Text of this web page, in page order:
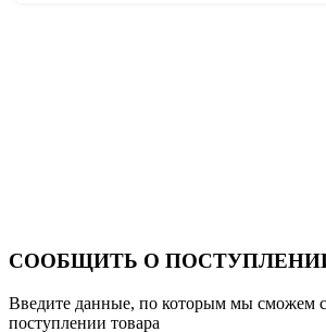
СООБЩИТЬ О
Введите данные, по которым мы сможем
поступлении товара